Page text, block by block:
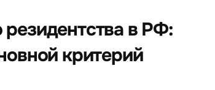
в РФ:
критерий